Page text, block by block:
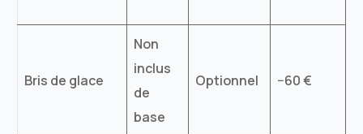
Bris de glace
Non
inclus
de
base
Optionnel −60 €